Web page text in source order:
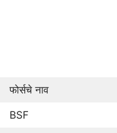
फोर्सचे नाव
BSF